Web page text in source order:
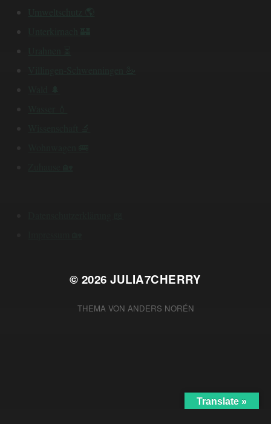
© 2026JULIA7CHERRY
THEMA VON ANDERS NORÉN
Translate »